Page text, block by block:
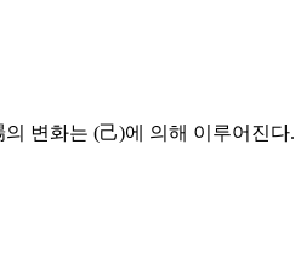
변화는 (己)에 의해 이루어진다.